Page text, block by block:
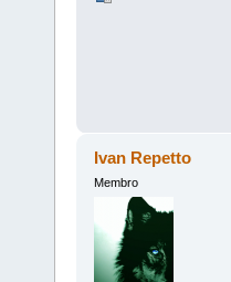
Ivan Repetto
Membro